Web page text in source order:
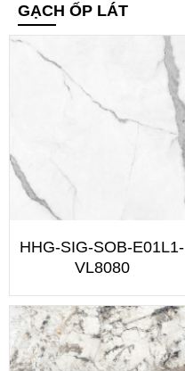
GẠCH ỐP LÁT
HHG-SIG-SOB-E01L1-
VL8080